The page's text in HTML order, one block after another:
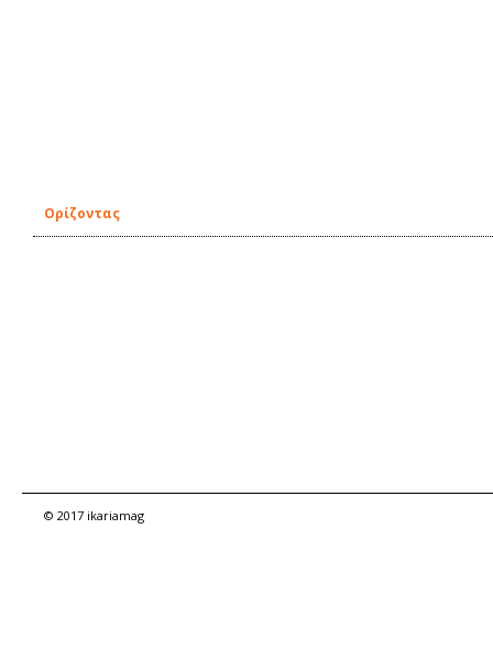
Ορίζοντας
© 2017 ikariamag